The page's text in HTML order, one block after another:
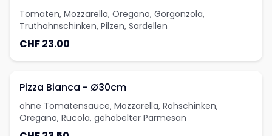
Tomaten, Mozzarella, Oregano, Gorgonzola,
Truthahnschinken, Pilzen, Sardellen
CHF 23.00
Pizza Bianca - Ø30cm
ohne Tomatensauce, Mozzarella, Rohschinken,
Oregano, Rucola, gehobelter Parmesan